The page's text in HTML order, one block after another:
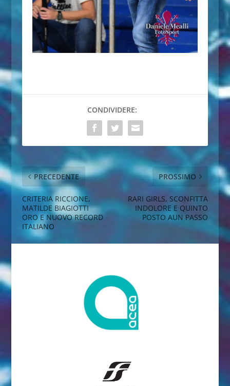
CONDIVIDERE:
PRECEDENTE
CRITERIA RICCIONE,
MATILDE BIAGIOTTI
ORO E NUOVO RECORD
ITALIANO
PROSSIMO
RARI GIRLS, SCONFITTA
INDOLORE E QUINTO
POSTO AUN PASSO